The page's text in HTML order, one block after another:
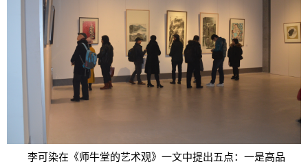
李可染在《师牛堂的艺术观》一文中提出五点：一是高品